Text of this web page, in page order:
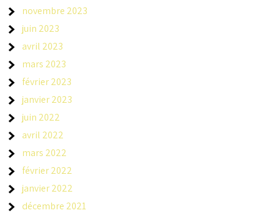
novembre 2023
juin 2023
avril 2023
mars 2023
février 2023
janvier 2023
juin 2022
avril 2022
mars 2022
février 2022
janvier 2022
décembre 2021